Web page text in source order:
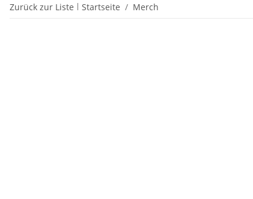
Zurück zur Liste Startseite Merch